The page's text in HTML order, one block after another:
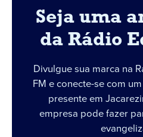
Seja uma
da Rádio
Divulgue sua marca na
FM e conecte-se com
presente em
empresa pode fazer